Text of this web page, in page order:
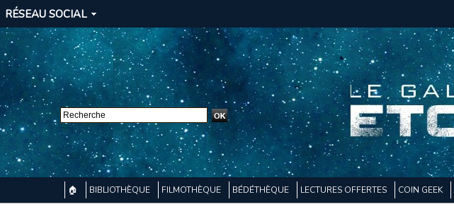
RÉSEAU SOCIAL
🏠 BIBLIOTHÈQUE FILMOTHÈQUE BÉDÉTHÈQUE LECTURES OFFERTES COIN GEEK